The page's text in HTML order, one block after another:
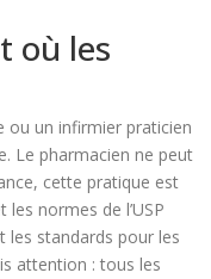
où les
ou un infirmier praticien
Le pharmacien ne peut
cette pratique est
les normes de l’USP
les standards pour les
attention : tous les